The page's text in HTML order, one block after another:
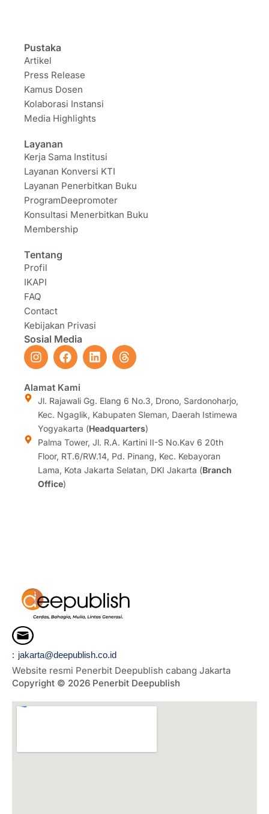
Pustaka
Artikel
Press Release
Kamus Dosen
Kolaborasi Instansi
Media Highlights
Layanan
Kerja Sama Institusi
Layanan Konversi KTI
Layanan Penerbitkan Buku
ProgramDeepromoter
Konsultasi Menerbitkan Buku
Membership
Tentang
Profil
IKAPI
FAQ
Contact
Kebijakan Privasi
Sosial Media
I
n
t
a
g
r
a
m
F
a
e
b
o
o
k
L
i
e
d
i
n
T
h
a
d
s
Alamat Kami
Jl. Rajawali Gg. Elang 6 No.3, Drono, Sardonoharjo,
Kec. Ngaglik, Kabupaten Sleman, Daerah Istimewa
Yogyakarta (Headquarters)
Palma Tower, Jl. R.A. Kartini II-S No.Kav 6 20th
Floor, RT.6/RW.14, Pd. Pinang, Kec. Kebayoran
Lama, Kota Jakarta Selatan, DKI Jakarta (Branch
Office)
: jakarta@deepublish.co.id
Website resmi Penerbit Deepublish cabang Jakarta
Copyright © 2026 Penerbit Deepublish